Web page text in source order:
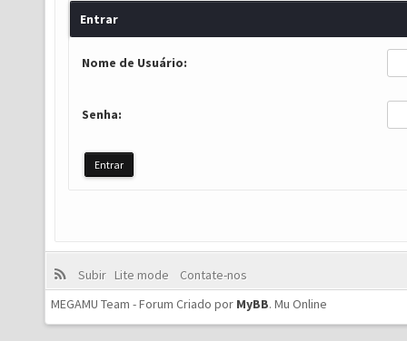
Entrar
Nome de Usuário:
Senha:
Subir Lite mode
Contate-nos
MEGAMU Team - Forum Criado por MyBB. Mu Online